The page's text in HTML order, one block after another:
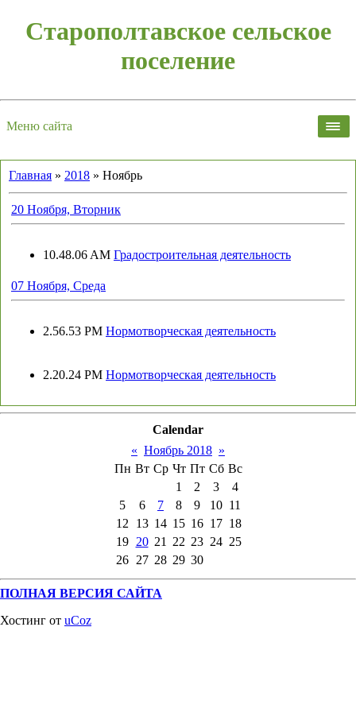
Старополтавское сельское
поселение
Меню сайта
Главная » 2018 » Ноябрь
20 Ноября, Вторник
10.48.06 AM Градостроительная деятельность
07 Ноября, Среда
2.56.53 PM Нормотворческая деятельность
2.20.24 PM Нормотворческая деятельность
Calendar
« Ноябрь 2018 »
Пн Вт Ср Чт Пт Сб Вс
1
2 3
4
5
6 7 8 9 10 11
12
13 14 15 16 17 18
19 20 21 22 23 24 25
26 27 28 29 30
ПОЛНАЯ ВЕРСИЯ САЙТА
Хостинг от uCoz